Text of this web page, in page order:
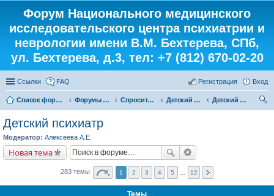
Форум Национального медицинского
исследовательского центра психиатрии и
неврологии имени В.М. Бехтерева, СПб,
ул. Бехтерева, д.3, тел: +7 (812) 670-02-20
Ссылки FAQ Вход
Регистрация
Список форумов Форумы института Спросите у доктора Детский кабинет
Детский психиатр
Детский психиатр
Модератор: Алексеева А.Е.
Новая тема
283 темы 1 2 3 4 5 12
Темы